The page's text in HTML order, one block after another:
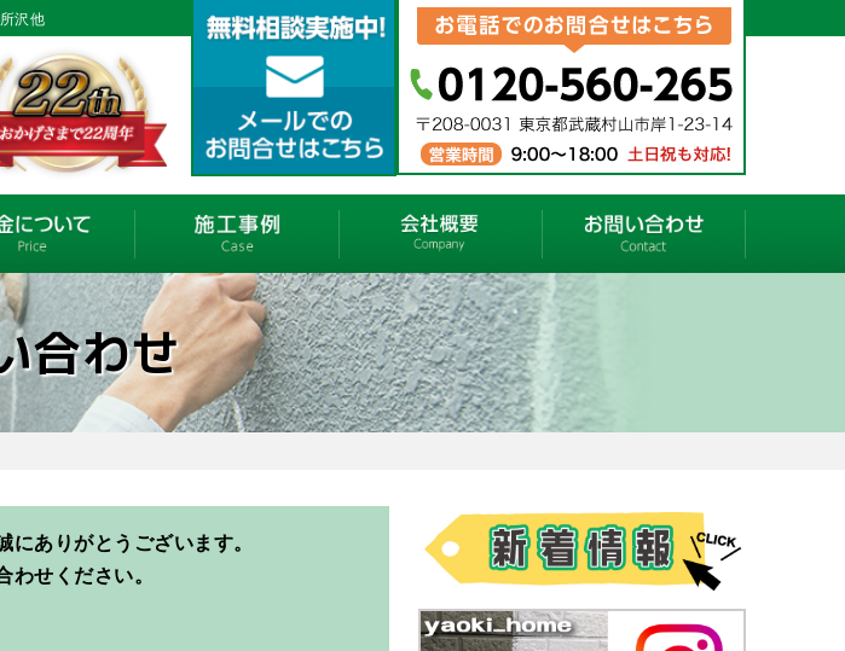
沢他
合わせ
ありがとうございます。
せください。